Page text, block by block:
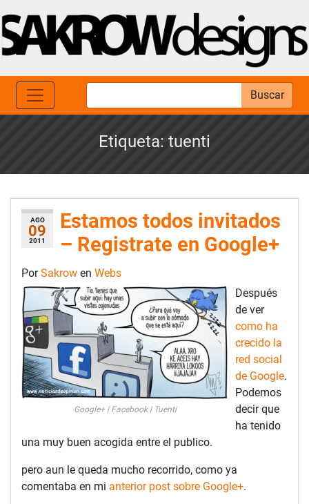
Buscar
Etiqueta: tuenti
AGO
09
2011
Estamos todos invitados
– Registrate en Google+
PorSakrow en Webs
Google+ | Facebook | Tuenti
Después
de ver
como ha
crecido la
red social
de Google.
Podemos
decir que
ha tenido
una muy buen acogida entre el publico.
pero aun le queda mucho recorrido, como ya
comentaba en mi anterior post sobre Google+.